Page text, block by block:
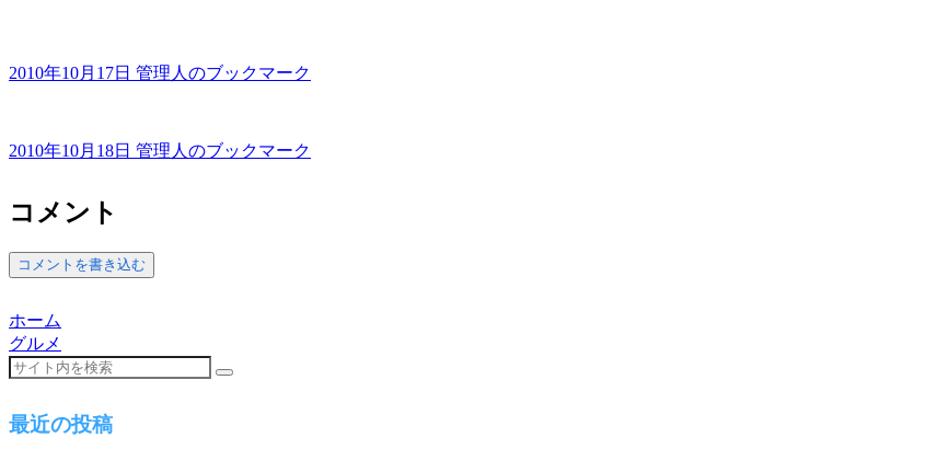
2010年10月17日 管理人のブックマーク
2010年10月18日 管理人のブックマーク
コメント
コメントを書き込む
ホーム
グルメ
最近の投稿